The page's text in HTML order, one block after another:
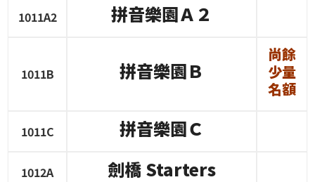
1011A2 拼音樂園Ａ２
1011B 拼音樂園Ｂ
尚餘
少量
名額
1011C 拼音樂園Ｃ
1012A 劍橋 Starters